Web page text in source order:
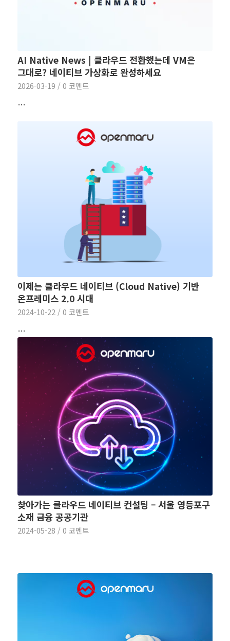
AI Native News | 클라우드 전환했는데 VM은
그대로? 네이티브 가상화로 완성하세요
2026-03-19 / 0 코멘트
…
이제는 클라우드 네이티브 (Cloud Native) 기반
온프레미스 2.0 시대
2024-10-22 / 0 코멘트
…
찾아가는 클라우드 네이티브 컨설팅 – 서울 영등포구
소재 금융 공공기관
2024-05-28 / 0 코멘트